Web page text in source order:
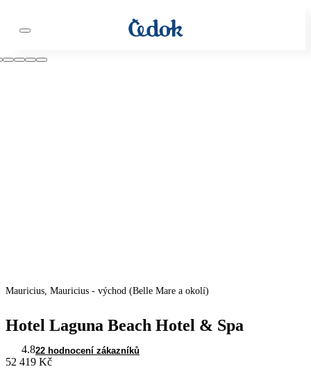
Mauricius, Mauricius - východ (Belle Mare a okolí)
Hotel Laguna Beach Hotel & Spa
4.822 hodnocení zákazníků
52 419 Kč